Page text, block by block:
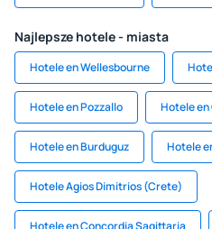
Najlepsze hotele - miasta
Hotele en Wellesbourne
Hotele en Pozzallo Hotele
Hotele en Burduguz Hotele
Hotele Agios Dimitrios (Crete)
Hotele en Concordia Sagittaria